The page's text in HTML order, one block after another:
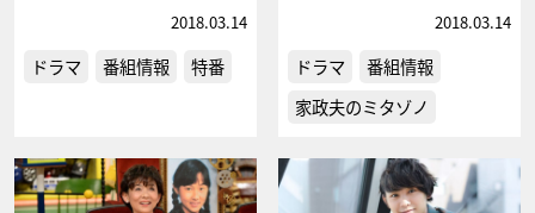
2018.03.14
ドラマ 番組情報 特番
2018.03.14
ドラマ
番組情報
家政夫のミタゾノ